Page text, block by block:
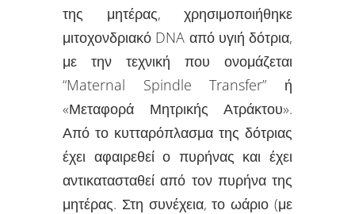
της μητέρας, χρησιμοποιήθηκε
μιτοχονδριακό DNA από υγιή δότρια,
με την τεχνική που ονομάζεται
“Maternal Spindle Transfer” ή
«Μεταφορά Μητρικής Ατράκτου».
Από το κυτταρόπλασμα της δότριας
έχει αφαιρεθεί ο πυρήνας και έχει
αντικατασταθεί από τον πυρήνα της
μητέρας. Στη συνέχεια, το ωάριο (με